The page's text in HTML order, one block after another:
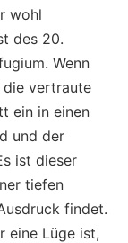
wohl
des 20.
Wenn
die vertraute
ein in einen
und der
ist dieser
tiefen
findet.
eine Lüge ist,